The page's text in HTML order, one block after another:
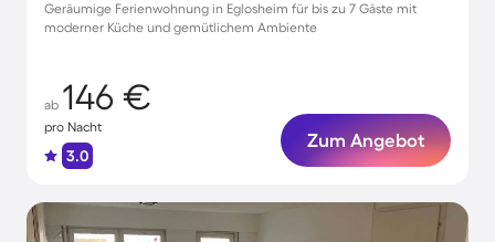
Geräumige Ferienwohnung in Eglosheim für bis zu 7 Gäste mit
moderner Küche und gemütlichem Ambiente
ab 146 €
pro Nacht
3.0
Zum Angebot